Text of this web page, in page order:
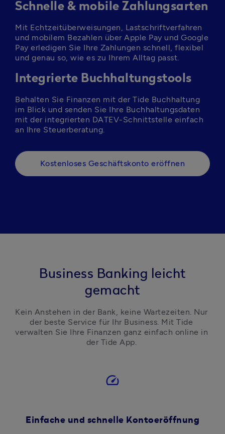
Schnelle & mobile Zahlungsarten
Mit Echtzeitüberweisungen, Lastschriftverfahren
und mobilem Bezahlen über Apple Pay und Google
Pay erledigen Sie Ihre Zahlungen schnell, flexibel
und genau so, wie es zu Ihrem Alltag passt.
Integrierte Buchhaltungstools
Behalten Sie Finanzen mit der Tide Buchhaltung
im Blick und senden Sie Ihre Buchhaltungsdaten
mit der integrierten DATEV-Schnittstelle einfach
Kostenloses Geschäftskonto eröffnen
Business Banking leicht
gemacht
Kein Anstehen in der Bank, keine Wartezeiten. Nur
der beste Service für Ihr Business. Mit Tide
verwalten Sie Ihre Finanzen ganz einfach online in
der Tide App.
speed
Einfache und schnelle Kontoeröffnung